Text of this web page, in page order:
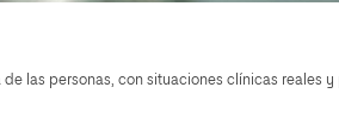
las personas, con situaciones clínicas reales